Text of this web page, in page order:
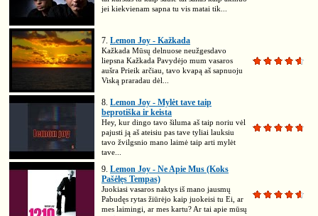
jei kiekvienam sapna tu vis matai tik...
7. Lemon Joy - Kažkada
Kažkada Mūsų delnuose neužgesdavo
liepsna Kažkada Pavydėjo mum vasaros
aušra Prieik arčiau, tavo kvapą aš sapnuoju
Viską praradau dėl...
8. Lemon Joy - Mylėt tave taip
beprotiška ir keista
Hey, kur dingo tavo šiluma aš taip noriu vėl
pajusti ją aš ateisiu pas tave tyliai lauksiu
tavo žvilgsnio mano laimė taip arti mylėt
tave...
9. Lemon Joy - Ne Apie Mus (Koks
Pašėlęs Tempas)
Juokiasi vasaros naktys iš mano jausmų
Pabudęs rytas žiūrėjo kaip juokeisi tu Ei, ar
mes laimingi, ar mes kartu? Ar tai apie mūsų